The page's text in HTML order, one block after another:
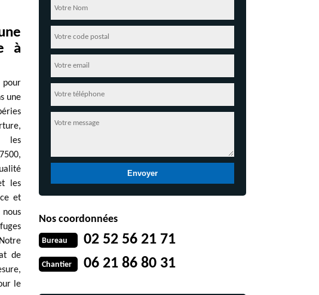
à
pour
une
les
les
et
de
le
Nos coordonnées
Bureau 02 52 56 21 71
Chantier 06 21 86 80 31